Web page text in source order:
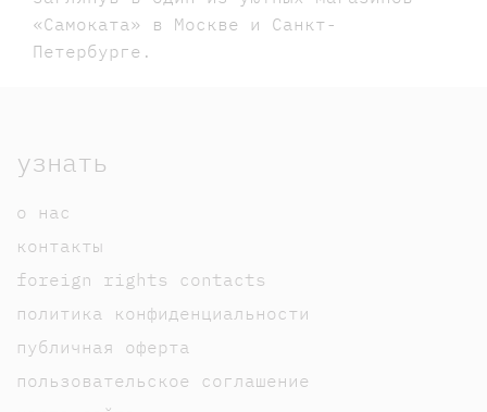
«Самоката» в Москве и Санкт-
Петербурге.
узнать
о нас
контакты
foreign rights contacts
политика конфиденциальности
публичная оферта
пользовательское соглашение